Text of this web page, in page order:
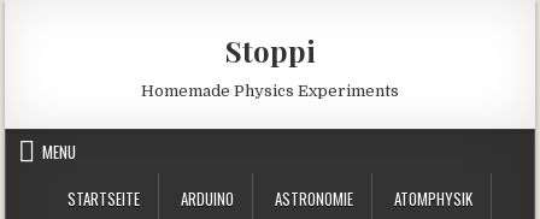
Stoppi
Homemade Physics Experiments
MENU
STARTSEITE
ARDUINO ASTRONOMIE ATOMPHYSIK